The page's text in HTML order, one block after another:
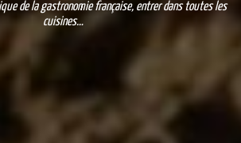
de la gastronomie française, entrer dans toutes les
cuisines…